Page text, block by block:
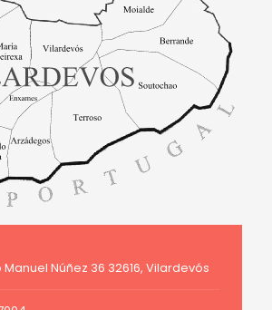
Núñez 36 32616, Vilardevós